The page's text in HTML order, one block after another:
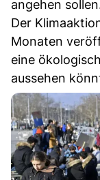
angehen
Der
Monaten
eine
aussehen